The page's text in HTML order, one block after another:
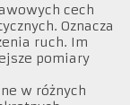
cech
Oznacza
ruch. Im
pomiary
w różnych